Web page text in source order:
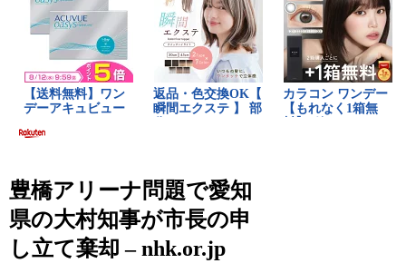
豊橋アリーナ問題で愛知
県の大村知事が市長の申
し立て棄却 – nhk.or.jp